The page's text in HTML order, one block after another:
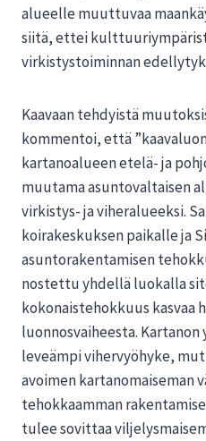
alueelle muuttuvaa
siitä, ettei
virkistystoiminnan
Kaavaan tehdyistä
kommentoi, että
kartanoalueen etelä- ja
muutama asuntovaltaisen
virkistys- ja viheralueeksi.
koirakeskuksen paikalle ja
asuntorakentamisen
nostettu yhdellä luokalla
kokonaistehokkuus kasvaa
luonnosvaiheesta.
leveämpi vihervyöhyke,
avoimen kartanomaiseman
tehokkaamman
tulee sovittaa